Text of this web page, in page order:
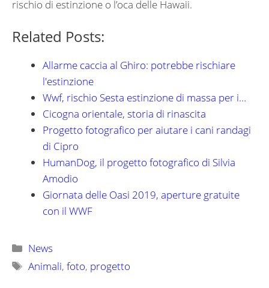
rischio di estinzione o l’oca delle Hawaii.
Related Posts:
Allarme caccia al Ghiro: potrebbe rischiare
l'estinzione
Wwf, rischio Sesta estinzione di massa per i…
Cicogna orientale, storia di rinascita
Progetto fotografico per aiutare i cani randagi
di Cipro
HumanDog, il progetto fotografico di Silvia
Amodio
Giornata delle Oasi 2019, aperture gratuite
con il WWF
Categorie
News
Tag
Animali,foto, progetto